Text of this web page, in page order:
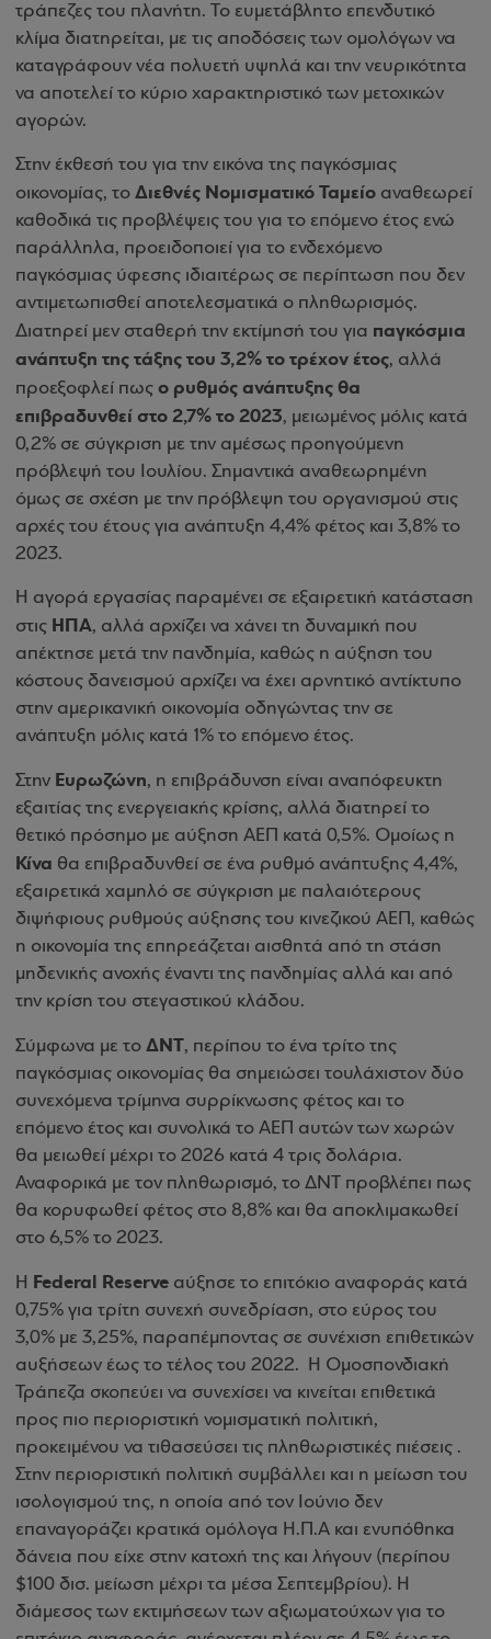
τράπεζες του πλανήτη. Το ευμετάβλητο επενδυτικό
κλίμα διατηρείται, με τις αποδόσεις των ομολόγων να
καταγράφουν νέα πολυετή υψηλά και την νευρικότητα
να αποτελεί το κύριο χαρακτηριστικό των μετοχικών
αγορών.
Στην έκθεσή του για την εικόνα της παγκόσμιας
οικονομίας, το Διεθνές Νομισματικό Ταμείο αναθεωρεί
καθοδικά τις προβλέψεις του για το επόμενο έτος ενώ
παράλληλα, προειδοποιεί για το ενδεχόμενο
παγκόσμιας ύφεσης ιδιαιτέρως σε περίπτωση που δεν
αντιμετωπισθεί αποτελεσματικά ο πληθωρισμός.
Διατηρεί μεν σταθερή την εκτίμησή του για παγκόσμια
ανάπτυξη της τάξης του 3,2% το τρέχον έτος, αλλά
προεξοφλεί πως ο ρυθμός ανάπτυξης θα
επιβραδυνθεί στο 2,7% το 2023, μειωμένος μόλις κατά
0,2% σε σύγκριση με την αμέσως προηγούμενη
πρόβλεψή του Ιουλίου. Σημαντικά αναθεωρημένη
όμως σε σχέση με την πρόβλεψη του οργανισμού στις
αρχές του έτους για ανάπτυξη 4,4% φέτος και 3,8% το
2023.
Η αγορά εργασίας παραμένει σε εξαιρετική κατάσταση
στις ΗΠΑ, αλλά αρχίζει να χάνει τη δυναμική που
απέκτησε μετά την πανδημία, καθώς η αύξηση του
κόστους δανεισμού αρχίζει να έχει αρνητικό αντίκτυπο
στην αμερικανική οικονομία οδηγώντας την σε
ανάπτυξη μόλις κατά 1% το επόμενο έτος.
Στην Ευρωζώνη, η επιβράδυνση είναι αναπόφευκτη
εξαιτίας της ενεργειακής κρίσης, αλλά διατηρεί το
θετικό πρόσημο με αύξηση ΑΕΠ κατά 0,5%. Ομοίως η
Κίνα θα επιβραδυνθεί σε ένα ρυθμό ανάπτυξης 4,4%,
εξαιρετικά χαμηλό σε σύγκριση με παλαιότερους
διψήφιους ρυθμούς αύξησης του κινεζικού ΑΕΠ, καθώς
η οικονομία της επηρεάζεται αισθητά από τη στάση
μηδενικής ανοχής έναντι της πανδημίας αλλά και από
την κρίση του στεγαστικού κλάδου.
Σύμφωνα με το ΔΝΤ, περίπου το ένα τρίτο της
παγκόσμιας οικονομίας θα σημειώσει τουλάχιστον δύο
συνεχόμενα τρίμηνα συρρίκνωσης φέτος και το
επόμενο έτος και συνολικά το ΑΕΠ αυτών των χωρών
θα μειωθεί μέχρι το 2026 κατά 4 τρις δολάρια.
Αναφορικά με τον πληθωρισμό, το ΔΝΤ προβλέπει πως
θα κορυφωθεί φέτος στο 8,8% και θα αποκλιμακωθεί
στο 6,5% το 2023.
Η Federal Reserve αύξησε το επιτόκιο αναφοράς κατά
0,75% για τρίτη συνεχή συνεδρίαση, στο εύρος του
3,0% με 3,25%, παραπέμποντας σε συνέχιση επιθετικών
αυξήσεων έως το τέλος του 2022. Η Ομοσπονδιακή
Τράπεζα σκοπεύει να συνεχίσει να κινείται επιθετικά
προς πιο περιοριστική νομισματική πολιτική,
προκειμένου να τιθασεύσει τις πληθωριστικές πιέσεις .
Στην περιοριστική πολιτική συμβάλλει και η μείωση του
ισολογισμού της, η οποία από τον Ιούνιο δεν
επαναγοράζει κρατικά ομόλογα Η.Π.Α και ενυπόθηκα
δάνεια που είχε στην κατοχή της και λήγουν (περίπου
$100 δισ. μείωση μέχρι τα μέσα Σεπτεμβρίου). Η
διάμεσος των εκτιμήσεων των αξιωματούχων για το